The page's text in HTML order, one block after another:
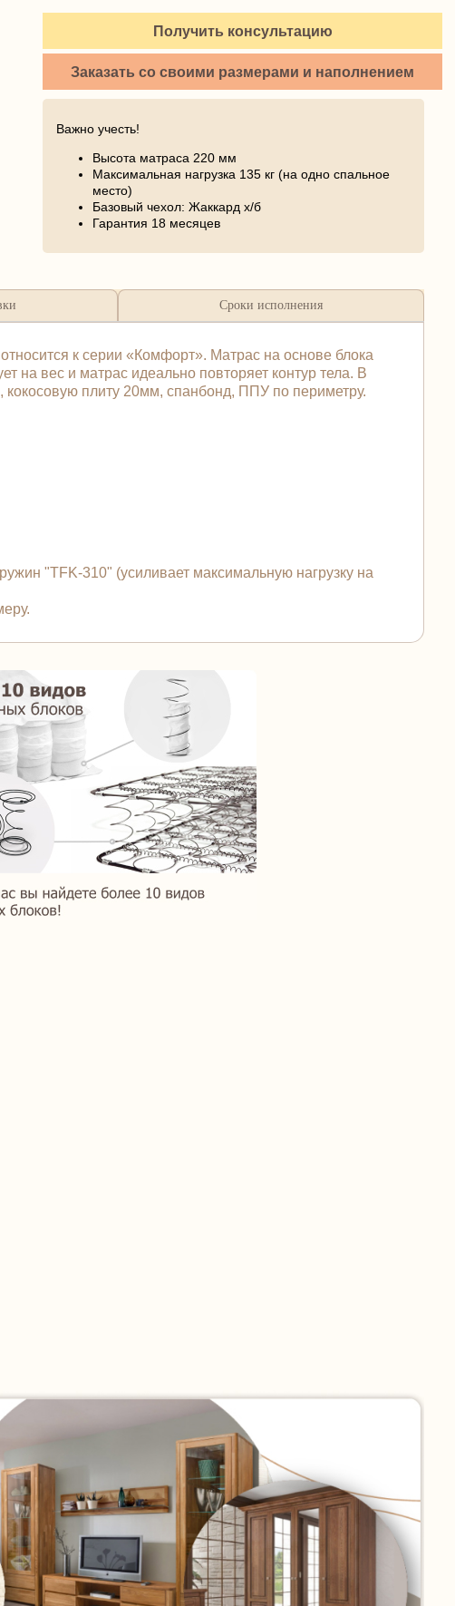
Получить консультацию
Заказать со своими размерами и наполнением
Важно учесть!
Высота матраса 220 мм
Максимальная нагрузка 135 кг (на одно спальное
место)
Базовый чехол: Жаккард х/б
Гарантия 18 месяцев
Сроки исполнения
к серии «Комфорт». Матраc на основе блока
на вес и матрас идеально повторяет контур тела. В
плиту 20мм, спанбонд, ППУ по периметру.
"TFK-310" (усиливает максимальную нагрузку на